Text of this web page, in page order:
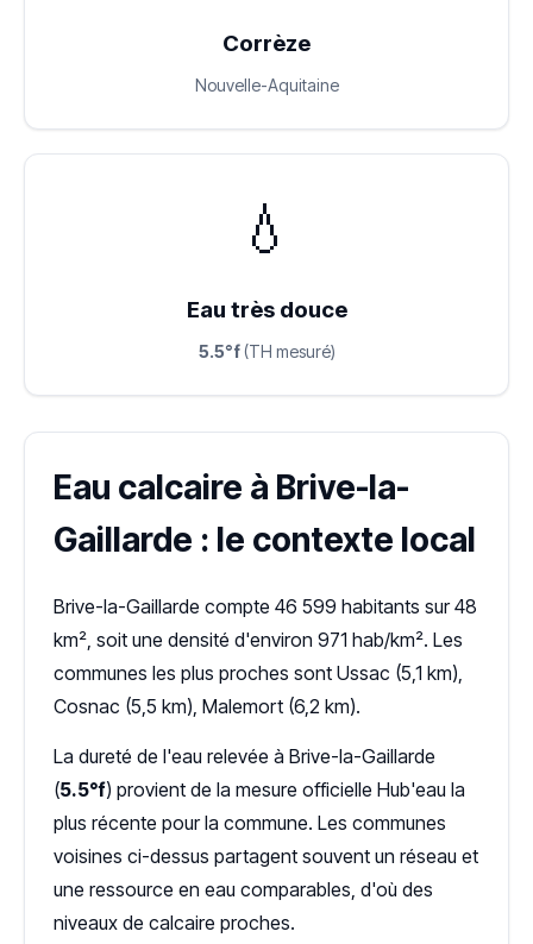
Corrèze
Nouvelle-Aquitaine
💧
Eau très douce
5.5°f(TH mesuré)
Eau calcaire à Brive-la-
Gaillarde : le contexte local
Brive-la-Gaillarde compte 46 599 habitants sur 48
km², soit une densité d'environ 971 hab/km². Les
communes les plus proches sont Ussac (5,1 km),
Cosnac (5,5 km), Malemort (6,2 km).
La dureté de l'eau relevée à Brive-la-Gaillarde
(5.5°f) provient de la mesure officielle Hub'eau la
plus récente pour la commune. Les communes
voisines ci-dessus partagent souvent un réseau et
une ressource en eau comparables, d'où des
niveaux de calcaire proches.